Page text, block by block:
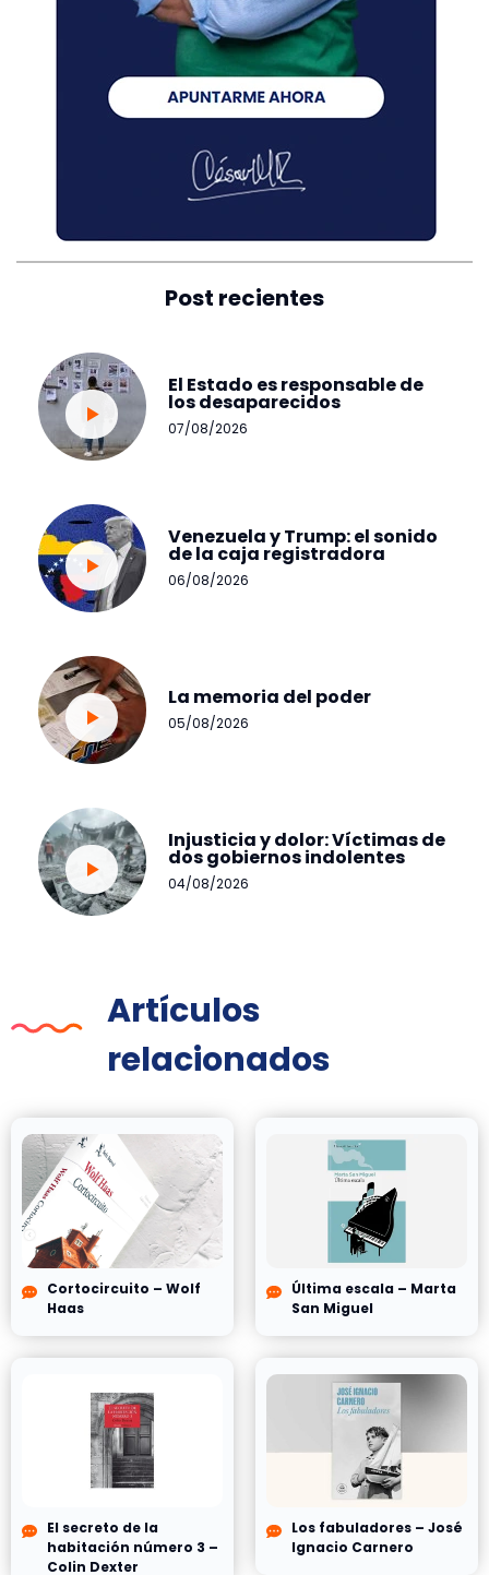
Post recientes
El Estado es responsable de
los desaparecidos
07/08/2026
Venezuela y Trump: el sonido
de la caja registradora
06/08/2026
La memoria del poder
05/08/2026
Injusticia y dolor: Víctimas de
dos gobiernos indolentes
04/08/2026
Artículos
relacionados
Cortocircuito – Wolf
Haas
Última escala – Marta
San Miguel
El secreto de la
habitación número 3 –
Colin Dexter
Los fabuladores – José
Ignacio Carnero